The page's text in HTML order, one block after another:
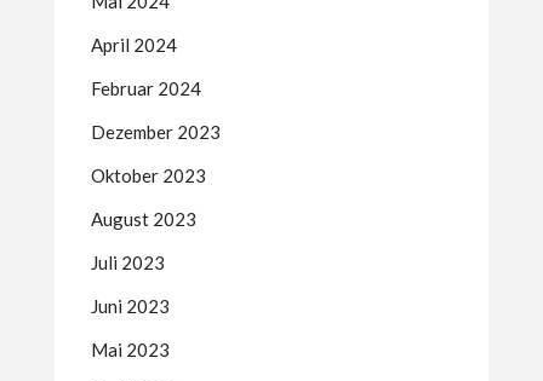
April 2024
Februar 2024
Dezember 2023
Oktober 2023
August 2023
Juli 2023
Juni 2023
Mai 2023